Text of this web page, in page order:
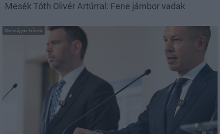
Mesék Tóth Olivér Artúrral: Fene jámbor vadak
Országos hírek